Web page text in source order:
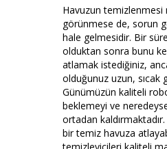
Havuzun
görünmese de, sorun
hale gelmesidir. Bir
olduktan sonra bunu
atlamak istediğiniz,
olduğunuz uzun, sıcak
Günümüzün kaliteli
beklemeyi ve
ortadan kaldırmaktadır.
bir temiz havuza